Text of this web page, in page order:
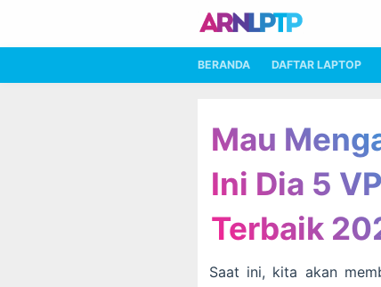
BERANDA DAFTAR LAPTOP
Mau
Ini Dia 5
Terbaik
Saat ini, kita akan